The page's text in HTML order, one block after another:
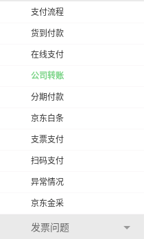
支付流程
货到付款
在线支付
公司转账
分期付款
京东白条
支票支付
扫码支付
异常情况
京东金采
发票问题